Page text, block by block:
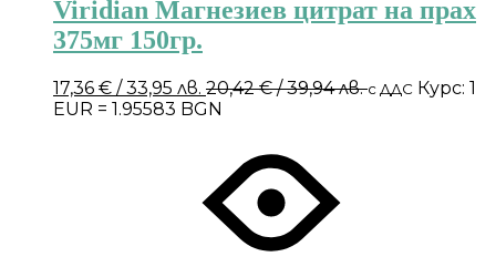
Viridian Магнезиев цитрат на прах
375мг 150гр.
17,36 € / 33,95 лв. 20,42€/ 39,94 лв.с ДДС Курс: 1
EUR = 1.95583 BGN